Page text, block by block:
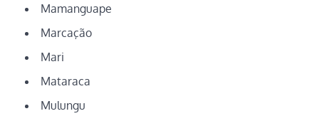
Mamanguape
Marcação
Mari
Mataraca
Mulungu